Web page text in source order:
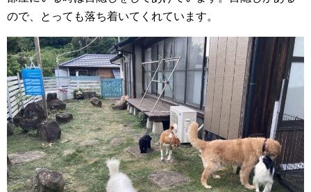
ので、とっても落ち着いてくれています。